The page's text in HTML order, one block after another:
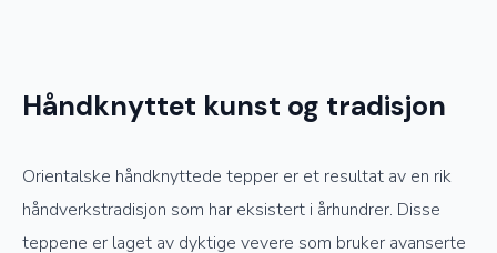
Håndknyttet kunst og tradisjon
Orientalske håndknyttede tepper er et resultat av en rik
håndverkstradisjon som har eksistert i århundrer. Disse
teppene er laget av dyktige vevere som bruker avanserte